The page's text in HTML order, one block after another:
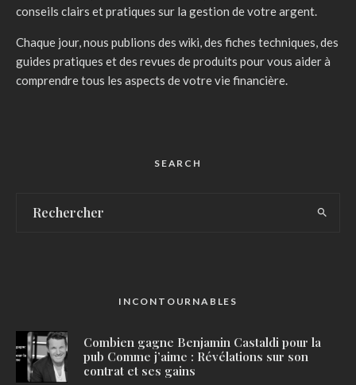
conseils clairs et pratiques sur la gestion de votre argent.
Chaque jour, nous publions des wiki, des fiches techniques, des
guides pratiques et des revues de produits pour vous aider à
comprendre tous les aspects de votre vie financière.
SEARCH
INCONTOURNABLES
Combien gagne Benjamin Castaldi pour la
pub Comme j’aime : Révélations sur son
contrat et ses gains